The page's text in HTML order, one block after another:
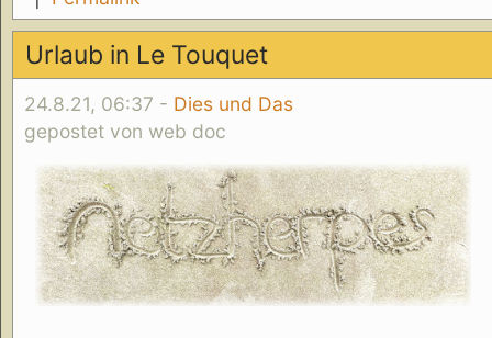
Urlaub in Le Touquet
24.8.21, 06:37 - Dies und Das
gepostet von web doc